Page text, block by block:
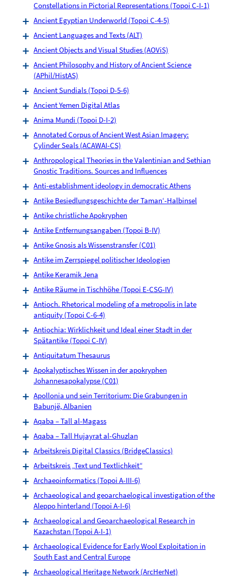
Constellations in Pictorial Representations (Topoi C-I-1)
Ancient Egyptian Underworld (Topoi C-4-5)
Ancient Languages and Texts (ALT)
Ancient Objects and Visual Studies (AOViS)
Ancient Philosophy and History of Ancient Science
(APhil/HistAS)
Ancient Sundials (Topoi D-5-6)
Ancient Yemen Digital Atlas
Anima Mundi (Topoi D-I-2)
Annotated Corpus of Ancient West Asian Imagery:
Cylinder Seals (ACAWAI-CS)
Anthropological Theories in the Valentinian and Sethian
Gnostic Traditions. Sources and Influences
Anti-establishment ideology in democratic Athens
Antike Besiedlungsgeschichte der Taman‘-Halbinsel
Antike christliche Apokryphen
Antike Entfernungsangaben (Topoi B-IV)
Antike Gnosis als Wissenstransfer (C01)
Antike im Zerrspiegel politischer Ideologien
Antike Keramik Jena
Antike Räume in Tischhöhe (Topoi E-CSG-IV)
Antioch. Rhetorical modeling of a metropolis in late
antiquity (Topoi C-6-4)
Antiochia: Wirklichkeit und Ideal einer Stadt in der
Spätantike (Topoi C-IV)
Antiquitatum Thesaurus
Apokalyptisches Wissen in der apokryphen
Johannesapokalypse (C01)
Apollonia und sein Territorium: Die Grabungen in
Babunjë, Albanien
Aqaba – Tall al-Magass
Aqaba – Tall Hujayrat al-Ghuzlan
Arbeitskreis Digital Classics (BridgeClassics)
Arbeitskreis „Text und Textlichkeit“
Archaeoinformatics (Topoi A-III-6)
Archaeological and geoarchaelogical investigation of the
Aleppo hinterland (Topoi A-I-6)
Archaeological and Geoarchaeological Research in
Kazachstan (Topoi A-I-1)
Archaeological Evidence for Early Wool Exploitation in
South East and Central Europe
Archaeological Heritage Network (ArcHerNet)